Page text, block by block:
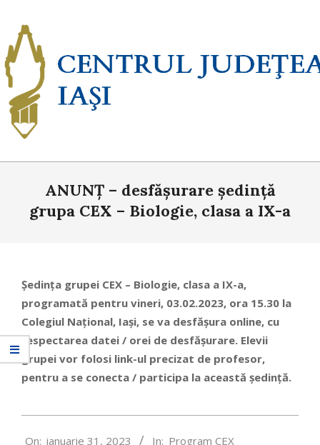
content
NavigationANUNȚ – desfășurare ședință
grupa CEX – Biologie, clasa a IX-a
Ședința grupei CEX – Biologie, clasa a IX-a,
programată pentru vineri, 03.02.2023, ora 15.30 la
Colegiul Național, Iași, se va desfășura online, cu
respectarea datei / orei de desfășurare. Elevii
grupei vor folosi link-ul precizat de profesor,
pentru a se conecta / participa la această ședință.
On: ianuarie 31, 2023 In: Program CEX